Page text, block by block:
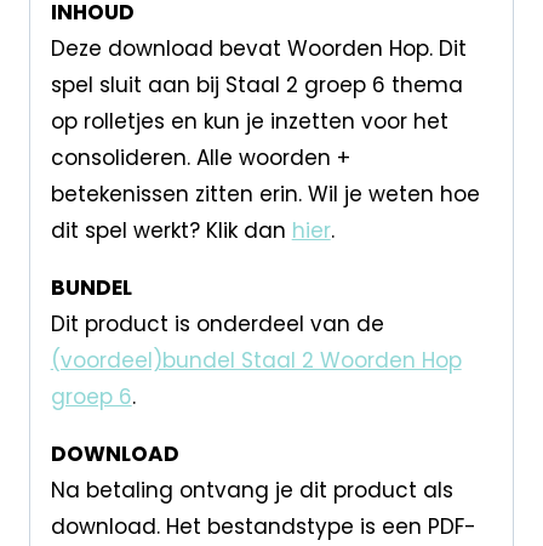
INHOUD
Deze download bevat Woorden Hop. Dit
spel sluit aan bij Staal 2 groep 6 thema
op rolletjes en kun je inzetten voor het
consolideren. Alle woorden +
betekenissen zitten erin. Wil je weten hoe
dit spel werkt? Klik dan hier.
BUNDEL
Dit product is onderdeel van de
(voordeel)bundel Staal 2 Woorden Hop
groep 6.
DOWNLOAD
Na betaling ontvang je dit product als
download. Het bestandstype is een PDF-